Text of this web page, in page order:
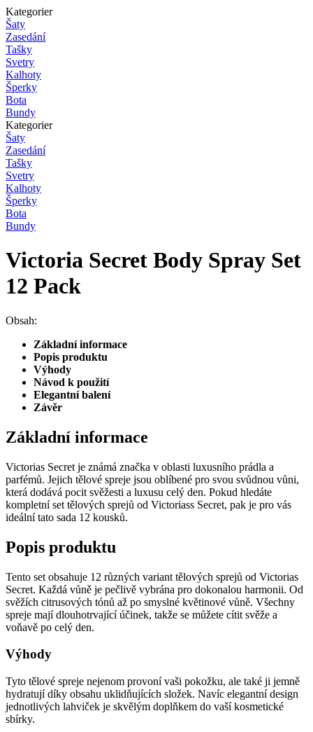
Kategorier
Šaty
Zasedání
Tašky
Svetry
Kalhoty
Šperky
Bota
Bundy
Kategorier
Šaty
Zasedání
Tašky
Svetry
Kalhoty
Šperky
Bota
Bundy
Victoria Secret Body Spray Set
12 Pack
Obsah:
Základní informace
Popis produktu
Výhody
Návod k použití
Elegantní balení
Závěr
Základní informace
Victorias Secret je známá značka v oblasti luxusního prádla a
parfémů. Jejich tělové spreje jsou oblíbené pro svou svůdnou vůni,
která dodává pocit svěžesti a luxusu celý den. Pokud hledáte
kompletní set tělových sprejů od Victoriass Secret, pak je pro vás
ideální tato sada 12 kousků.
Popis produktu
Tento set obsahuje 12 různých variant tělových sprejů od Victorias
Secret. Každá vůně je pečlivě vybrána pro dokonalou harmonii. Od
svěžích citrusových tónů až po smyslné květinové vůně. Všechny
spreje mají dlouhotrvající účinek, takže se můžete cítit svěže a
voňavě po celý den.
Výhody
Tyto tělové spreje nejenom provoní vaši pokožku, ale také ji jemně
hydratují díky obsahu uklidňujících složek. Navíc elegantní design
jednotlivých lahviček je skvělým doplňkem do vaší kosmetické
sbírky.